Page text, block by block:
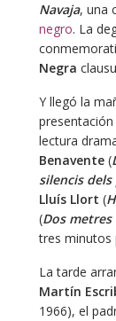
Navaja, una
negro. La
Negra
Y llegó la
lectura
Benavente(
silencis dels
Lluís Llort (
(Dos metres
tres minutos
La tarde
Martín
1966), el